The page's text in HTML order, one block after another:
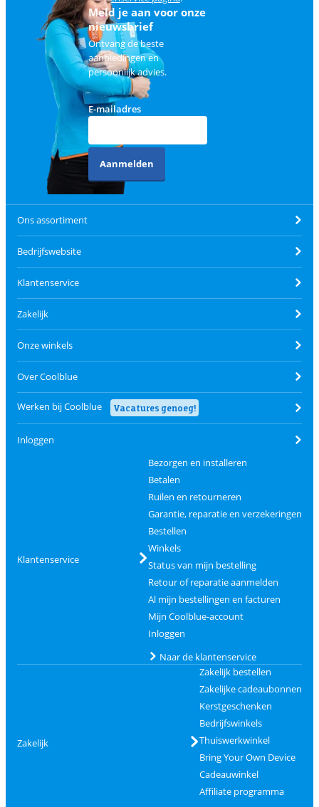
Meld je aan voor onze
nieuwsbrief
Ontvang de beste
aanbiedingen en
persoonlijk advies.
E-mailadres
Aanmelden
Ons assortiment
Bedrijfswebsite
Klantenservice
Zakelijk
Onze winkels
Over Coolblue
Werken bij Coolblue Vacatures genoeg!
Inloggen
Klantenservice
Bezorgen en installeren
Betalen
Ruilen en retourneren
Garantie, reparatie en verzekeringen
Bestellen
Winkels
Status van mijn bestelling
Retour of reparatie aanmelden
Al mijn bestellingen en facturen
Mijn Coolblue-account
Inloggen
Naar de klantenservice
Zakelijk
Zakelijk bestellen
Zakelijke cadeaubonnen
Kerstgeschenken
Bedrijfswinkels
Thuiswerkwinkel
Bring Your Own Device
Cadeauwinkel
Affiliate programma